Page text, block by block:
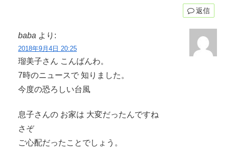
返信
baba より:
2018年9月4日 20:25
瑠美子さん こんばんわ。
7時のニュースで 知りました。
今度の恐ろしい台風
息子さんの お家は 大変だったんですね
さぞ
ご心配だったことでしょう。